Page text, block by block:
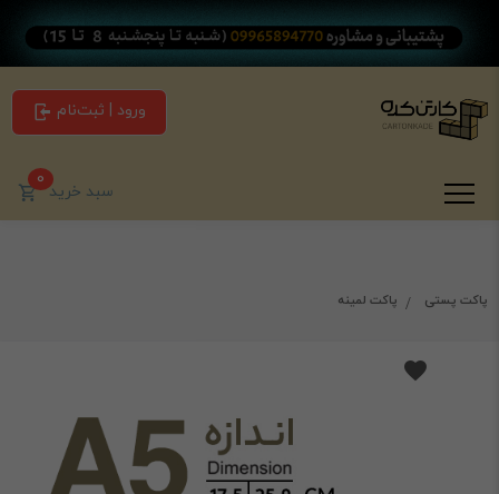
ورود | ثبت‌نام
سبد خرید0
پاکت پستی پاکت لمینه